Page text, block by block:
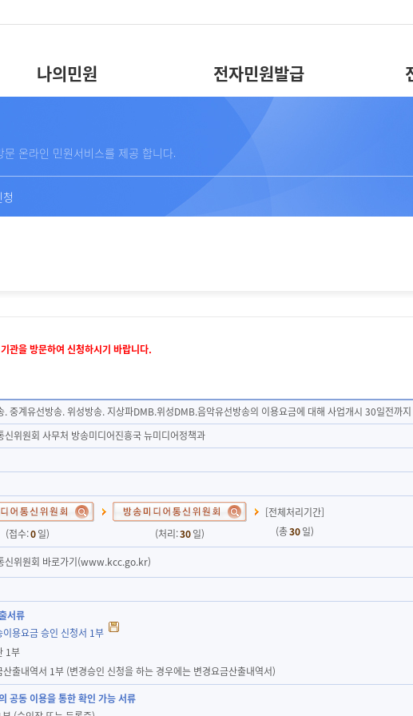
나의민원 전자민원발급
온라인 민원서비스를 제공 합니다.
관을 방문하여 신청하시기 바랍니다.
. 중계유선방송. 위성방송. 지상파DMB.위성DMB.음악유선방송의 이용요금에 대해 사업개시 30일전까
신위원회 사무처 방송미디어진흥국 뉴미디어정책과
(접수:0 일) (처리:30일)
[전체처리기간]
(총30일)
신위원회 바로가기(www.kcc.go.kr)
서류
이용요금 승인 신청서 1부
1부
출내역서 1부 (변경승인 신청을 하는 경우에는 변경요금산출내역서)
공동 이용을 통한 확인 가능 서류